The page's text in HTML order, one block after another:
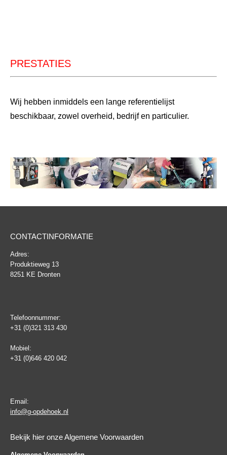
PRESTATIES
Wij hebben inmiddels een lange referentielijst
beschikbaar, zowel overheid, bedrijf en particulier.
CONTACTINFORMATIE
Adres:
Produktieweg 13
8251 KE Dronten
Telefoonnummer:
+31 (0)321 313 430
Mobiel:
+31 (0)646 420 042
Email:
info@g-opdehoek.nl
Bekijk hier onze Algemene Voorwaarden